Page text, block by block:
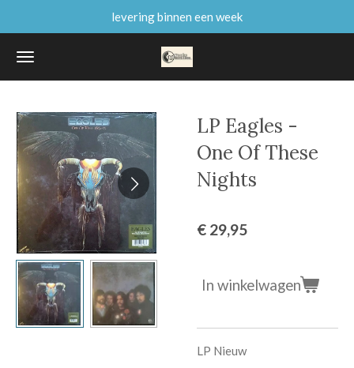
naar
de
levering binnen een week
LP Eagles -
One Of These
Nights
€ 29,95
In winkelwagen
LP Nieuw